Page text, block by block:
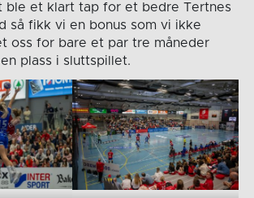
ble et klart tap for et bedre Tertnes
så fikk vi en bonus som vi ikke
oss for bare et par tre måneder
plass i sluttspillet.